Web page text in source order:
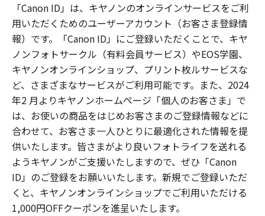
「Canon ID」は、キヤノンのオンラインサービスをご利
用いただくためのユーザーアカウント（お客さま登録情
報）です。「Canon ID」にご登録いただくことで、キヤ
ノンフォトサークル（有料会員サービス）やEOS学園、
キヤノンオンラインショップ、プリント枚ルサービスな
ど、さまざまなサービスがご利用可能です。また、2024
年2 月よりキヤノンホームページ「個人のお客さま」で
は、お使いの商品をはじめお客さまのご登録情報などに
合わせて、お客さま一人ひとりに最適化された情報を提
供いたします。皆さまがより良いフォトライフを送れる
ようキヤノンがご支援いたしますので、ぜひ「Canon
ID」のご登録をお願いいたします。新規でご登録いただ
くと、キヤノンオンラインショップでご利用いただける
1,000円OFFクーポンを進呈いたします。